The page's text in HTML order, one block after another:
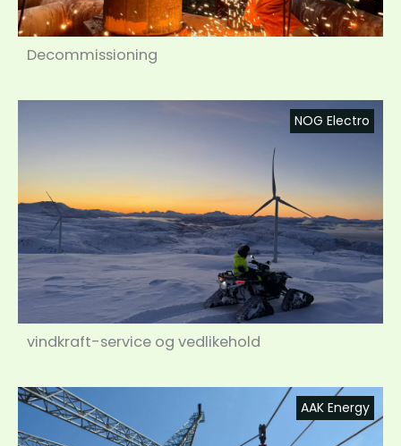
Decommissioning
NOG Electro
vindkraft-service og vedlikehold
AAK Energy